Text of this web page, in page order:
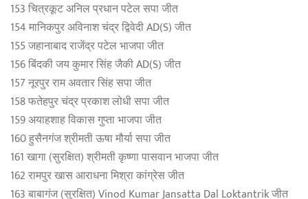
153 चित्रकूट अनिल प्रधान पटेल सपा जीत
154 मानिकपुर अविनाश चंद्र द्व‍िवेदी AD(S) जीत
155 जहानाबाद राजेंद्र पटेल भाजपा जीत
156 बिंदकी जय कुमार सिंह जैकी AD(S) जीत
157 नूरपुर राम अवतार सिंह सपा जीत
158 फतेहपुर चंद्र प्रकाश लोधी सपा जीत
159 अयाहशाह विकास गुप्ता भाजपा जीत
160 हुसैनगंज श्रीमती ऊषा मौर्या सपा जीत
161 खागा (सुरक्षित) श्रीमती कृष्णा पासवान भाजपा जीत
162 रामपुर खास आराधना मिश्रा कांग्रेस जीत
163 बाबागंज (सुरक्षित) Vinod Kumar Jansatta Dal Loktantrik जीत